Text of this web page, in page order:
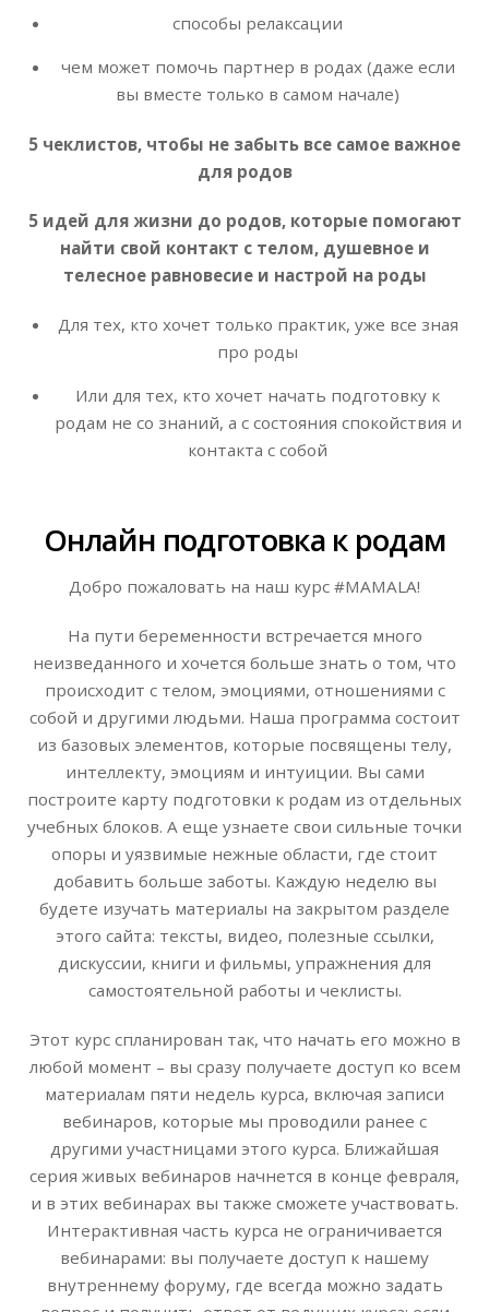
способы релаксации
чем может помочь партнер в родах (даже если
вы вместе только в самом начале)
5 чеклистов, чтобы не забыть все самое важное
для родов
5 идей для жизни до родов, которые помогают
найти свой контакт с телом, душевное и
телесное равновесие и настрой на роды
Для тех, кто хочет только практик, уже все зная
про роды
Или для тех, кто хочет начать подготовку к
родам не со знаний, а с состояния спокойствия и
контакта с собой
Онлайн подготовка к родам
Добро пожаловать на наш курс #MAMALA!
На пути беременности встречается много
неизведанного и хочется больше знать о том, что
происходит с телом, эмоциями, отношениями с
собой и другими людьми. Наша программа состоит
из базовых элементов, которые посвящены телу,
интеллекту, эмоциям и интуиции. Вы сами
построите карту подготовки к родам из отдельных
учебных блоков. А еще узнаете свои сильные точки
опоры и уязвимые нежные области, где стоит
добавить больше заботы. Каждую неделю вы
будете изучать материалы на закрытом разделе
этого сайта: тексты, видео, полезные ссылки,
дискуссии, книги и фильмы, упражнения для
самостоятельной работы и чеклисты.
Этот курс спланирован так, что начать его можно в
любой момент – вы сразу получаете доступ ко всем
материалам пяти недель курса, включая записи
вебинаров, которые мы проводили ранее с
другими участницами этого курса. Ближайшая
серия живых вебинаров начнется в конце февраля,
и в этих вебинарах вы также сможете участвовать.
Интерактивная часть курса не ограничивается
вебинарами: вы получаете доступ к нашему
внутреннему форуму, где всегда можно задать